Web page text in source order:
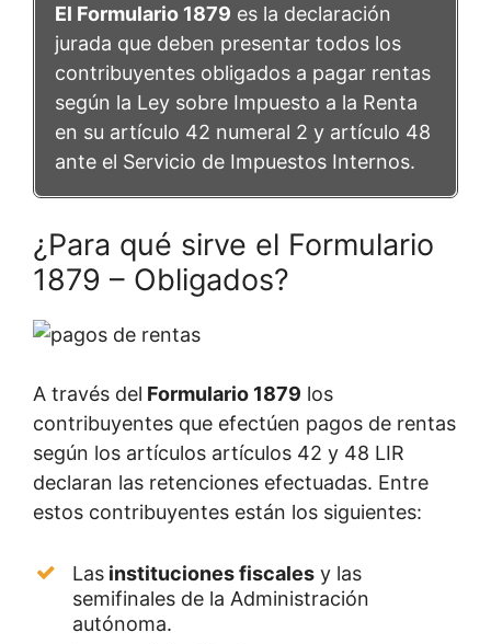
El Formulario 1879 es la declaración
jurada que deben presentar todos los
contribuyentes obligados a pagar rentas
según la Ley sobre Impuesto a la Renta
en su artículo 42 numeral 2 y artículo 48
ante el Servicio de Impuestos Internos.
¿Para qué sirve el Formulario
1879 – Obligados?
A través del Formulario 1879 los
contribuyentes que efectúen pagos de rentas
según los artículos artículos 42 y 48 LIR
declaran las retenciones efectuadas. Entre
estos contribuyentes están los siguientes:
Las instituciones fiscales y las
semifinales de la Administración
autónoma.